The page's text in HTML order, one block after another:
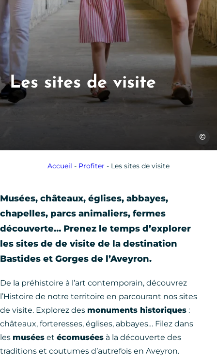
Julien
Les sites de visite
Accueil - Profiter - Les sites de visite
Musées, châteaux, églises, abbayes,
chapelles, parcs animaliers, fermes
découverte… Prenez le temps d’explorer
les sites de de visite de la destination
Bastides et Gorges de l’Aveyron.
De la préhistoire à l’art contemporain, découvrez
l’Histoire de notre territoire en parcourant nos sites
de visite. Explorez des monuments historiques :
châteaux, forteresses, églises, abbayes… Filez dans
les musées et écomusées à la découverte des
traditions et coutumes d’autrefois en Aveyron.